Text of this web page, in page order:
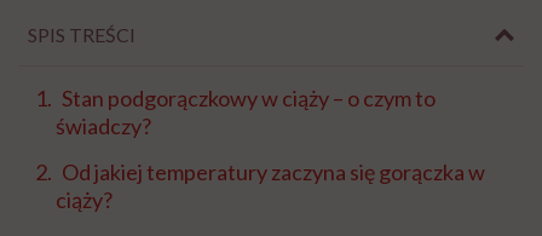
SPIS TREŚCI
Stan podgorączkowy w ciąży – o czym to
świadczy?
Od jakiej temperatury zaczyna się gorączka w
ciąży?